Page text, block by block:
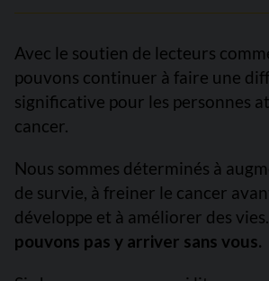
Avec le soutien de lecteurs
pouvons continuer à faire une
significative pour les personnes
cancer.
Nous sommes déterminés à
de survie, à freiner le cancer
développe et à améliorer des vies.
pouvons pas y arriver sans vous.